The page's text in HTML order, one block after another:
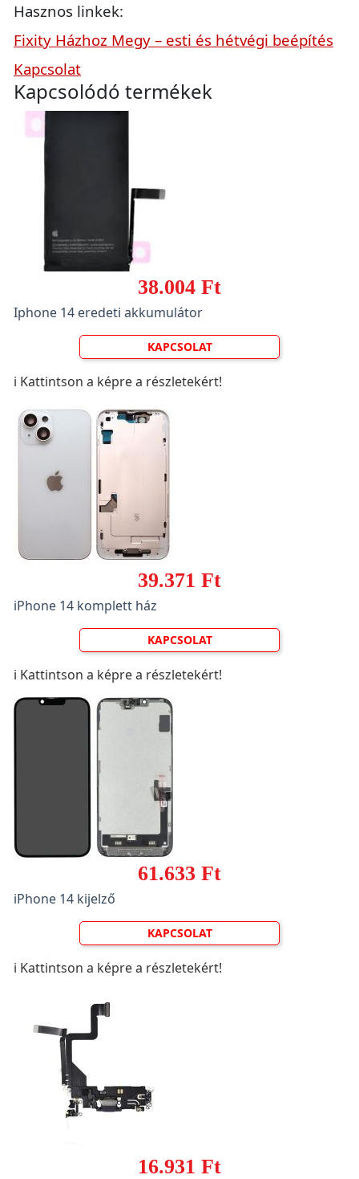
Hasznos linkek:
Fixity Házhoz Megy – esti és hétvégi beépítés
Kapcsolat
Kapcsolódó termékek
38.004 Ft
Iphone 14 eredeti akkumulátor
KAPCSOLAT
ℹ️ Kattintson a képre a részletekért!
39.371 Ft
iPhone 14 komplett ház
KAPCSOLAT
ℹ️ Kattintson a képre a részletekért!
61.633 Ft
iPhone 14 kijelző
KAPCSOLAT
ℹ️ Kattintson a képre a részletekért!
16.931 Ft